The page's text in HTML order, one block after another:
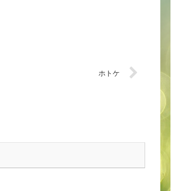
ホトケ